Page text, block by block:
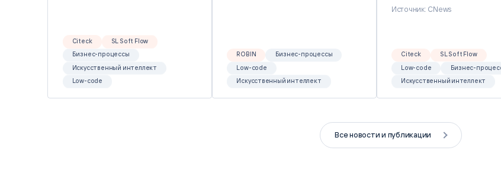
Citeck
SL Soft Flow
Бизнес-процессы
Искусственный интеллект
Low-code
ROBIN
Бизнес-процессы
Low-code
Искусственный интеллект
Источник: CNews
Citeck
SL Soft Flow
Low-code
Бизнес-
Искусственный интеллект
Все новости и публикации